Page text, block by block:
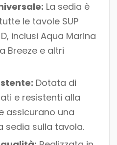
La sedia è
le tavole SUP
inclusi Aqua Marina
Breeze e altri
Dotata di
e resistenti alla
assicurano una
sedia sulla tavola.